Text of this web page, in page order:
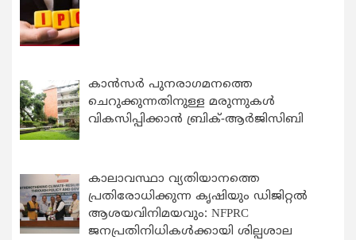
കാന്‍സര്‍ പുനരാഗമനത്തെ
ചെറുക്കുന്നതിനുള്ള മരുന്നുകള്‍
വികസിപ്പിക്കാന്‍ ബ്രിക്-ആര്‍ജിസിബി
കാലാവസ്ഥാ വ്യതിയാനത്തെ
പ്രതിരോധിക്കുന്ന കൃഷിയും ഡിജിറ്റൽ
ആശയവിനിമയവും: NFPRC
ജനപ്രതിനിധികൾക്കായി ശില്പശാല